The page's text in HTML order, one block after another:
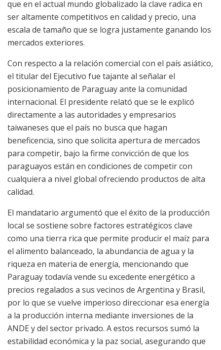
que en el actual mundo globalizado la clave radica en
ser altamente competitivos en calidad y precio, una
escala de tamaño que se logra justamente ganando los
mercados exteriores.
Con respecto a la relación comercial con el país asiático,
el titular del Ejecutivo fue tajante al señalar el
posicionamiento de Paraguay ante la comunidad
internacional. El presidente relató que se le explicó
directamente a las autoridades y empresarios
taiwaneses que el país no busca que hagan
beneficencia, sino que solicita apertura de mercados
para competir, bajo la firme convicción de que los
paraguayos están en condiciones de competir con
cualquiera a nivel global ofreciendo productos de alta
calidad.
El mandatario argumentó que el éxito de la producción
local se sostiene sobre factores estratégicos clave
como una tierra rica que permite producir el maíz para
el alimento balanceado, la abundancia de agua y la
riqueza en materia de energía, mencionando que
Paraguay todavía vende su excedente energético a
precios regalados a sus vecinos de Argentina y Brasil,
por lo que se vuelve imperioso direccionar esa energía
a la producción interna mediante inversiones de la
ANDE y del sector privado. A estos recursos sumó la
estabilidad económica y la paz social, asegurando que